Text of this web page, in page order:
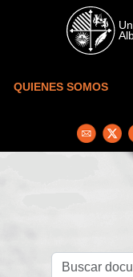
Skip to main content
QUIENES SOMOS